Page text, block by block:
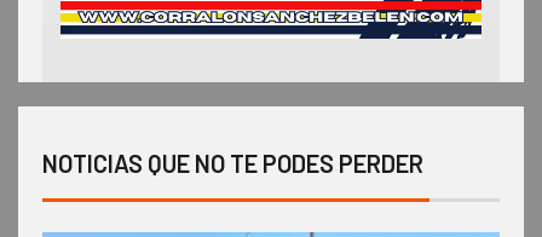
NOTICIAS QUE NO TE PODES PERDER